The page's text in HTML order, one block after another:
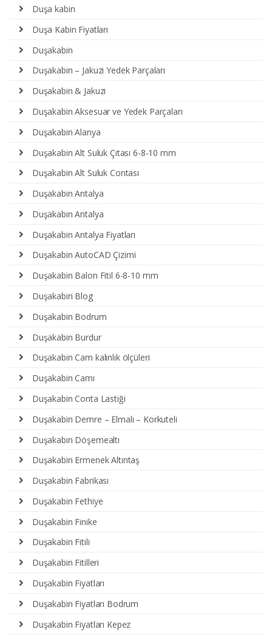
Duşa kabin
Duşa Kabin Fiyatları
Duşakabin
Duşakabin – Jakuzi Yedek Parçaları
Duşakabin & Jakuzi
Duşakabin Aksesuar ve Yedek Parçaları
Duşakabin Alanya
Duşakabin Alt Suluk Çıtası 6-8-10 mm
Duşakabin Alt Suluk Contası
Duşakabin Antalya
Duşakabin Antalya
Duşakabin Antalya Fiyatları
Duşakabin AutoCAD Çizimi
Duşakabin Balon Fitil 6-8-10 mm
Duşakabin Blog
Duşakabin Bodrum
Duşakabin Burdur
Duşakabin Cam kalınlık ölçüleri
Duşakabin Camı
Duşakabin Conta Lastiği
Duşakabin Demre – Elmalı – Korkuteli
Duşakabin Döşemealtı
Duşakabin Ermenek Altıntaş
Duşakabin Fabrikası
Duşakabin Fethiye
Duşakabin Finike
Duşakabin Fitili
Duşakabin Fitilleri
Duşakabin Fiyatları
Duşakabin Fiyatları Bodrum
Duşakabin Fiyatları Kepez